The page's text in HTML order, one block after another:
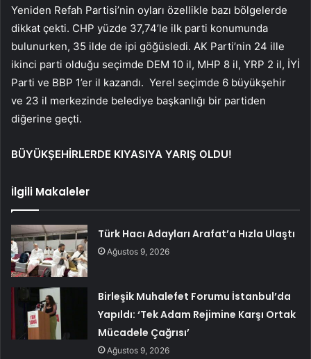
Yeniden Refah Partisi’nin oyları özellikle bazı bölgelerde
dikkat çekti. CHP yüzde 37,74’le ilk parti konumunda
bulunurken, 35 ilde de ipi göğüsledi. AK Parti’nin 24 ille
ikinci parti olduğu seçimde DEM 10 il, MHP 8 il, YRP 2 il, İYİ
Parti ve BBP 1’er il kazandı. Yerel seçimde 6 büyükşehir
ve 23 il merkezinde belediye başkanlığı bir partiden
diğerine geçti.
BÜYÜKŞEHİRLERDE KIYASIYA YARIŞ OLDU!
İlgili Makaleler
Türk Hacı Adayları Arafat’a Hızla Ulaştı
Ağustos 9, 2026
Birleşik Muhalefet Forumu İstanbul’da
Yapıldı: ‘Tek Adam Rejimine Karşı Ortak
Mücadele Çağrısı’
Ağustos 9, 2026